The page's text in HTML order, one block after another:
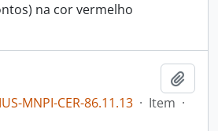
na cor vermelho
MNPI-CER-86.11.13 · Item ·